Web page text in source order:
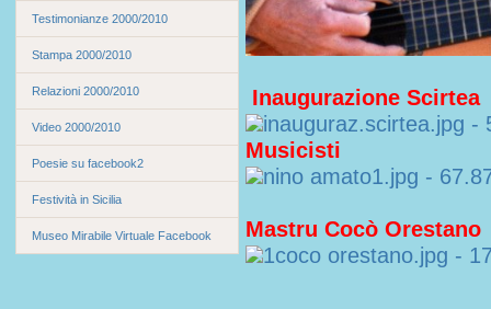
Testimonianze 2000/2010
Stampa 2000/2010
Relazioni 2000/2010
Video 2000/2010
Poesie su facebook2
Festività in Sicilia
Museo Mirabile Virtuale Facebook
Inaugurazione Scirtea
Musicisti
Mastru Cocò Orestano